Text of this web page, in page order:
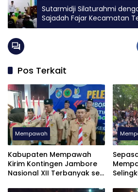
Sutarmidji Silaturahmi
Sajadah Fajar Kecamatan
Pos Terkait
Mempawah
Kabupaten Mempawah
Kirim Kontingen Jambore
Nasional XII Terbanyak se